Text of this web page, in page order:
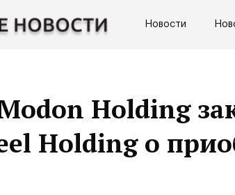
Новости
Holding
Holding о